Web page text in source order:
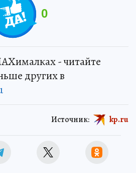
0
- читайте
других в
Источник: kp.ru